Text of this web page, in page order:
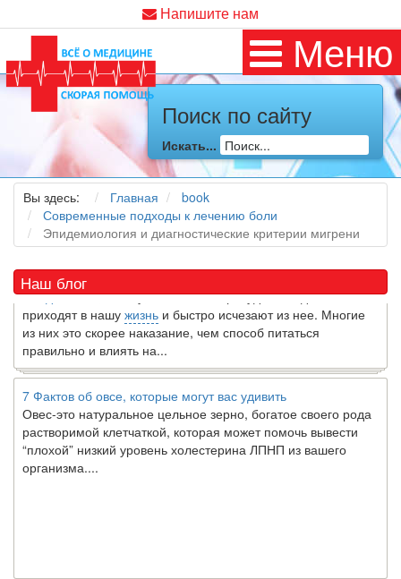
Напишите нам
Меню
Поиск по сайту
Искать...
Вы здесь: Главная
book
Современные подходы к лечению боли
Эпидемиология и диагностические критерии мигрени
Наш блог
Как я заболел во время локдауна?
Это странная ситуация: вы соблюдали все меры
предосторожности COVID-19 (вы почти все время дома),
но, тем не менее, вы каким-то образом простудились. Вы
можете задаться...
Какдиетолог
приходят в нашужизньи быстро исчезают из нее. Многие
из них это скорее наказание, чем способ питаться
правильно и влиять на...
7 Фактов об овсе, которые могут вас удивить
Овес-это натуральное цельное зерно, богатое своего рода
растворимой клетчаткой, которая может помочь вывести
“плохой” низкий уровень холестерина ЛПНП из вашего
организма....